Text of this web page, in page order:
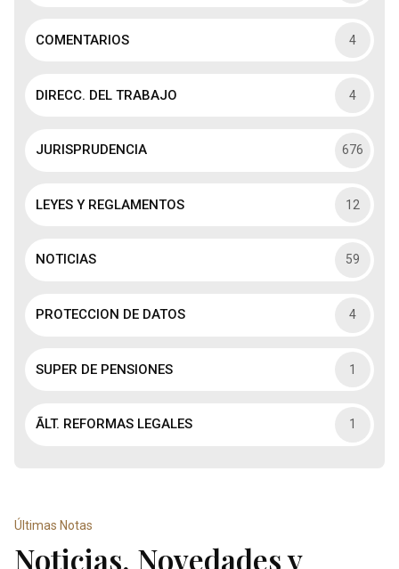
COMENTARIOS 4
DIRECC. DEL TRABAJO 4
JURISPRUDENCIA 676
LEYES Y REGLAMENTOS 12
NOTICIAS 59
PROTECCION DE DATOS 4
SUPER DE PENSIONES 1
ÃLT. REFORMAS LEGALES 1
Últimas Notas
Noticias, Novedades y